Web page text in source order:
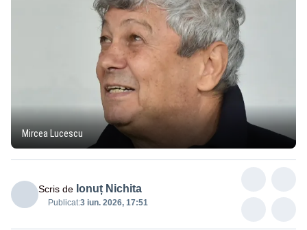
Mircea Lucescu
Scris de Ionuț Nichita
Publicat:3 iun. 2026, 17:51